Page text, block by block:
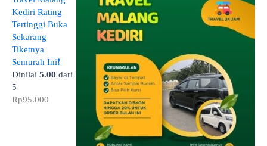
Kediri Rating
Tertinggi Buka
Sekarang
Tiketnya
Semurah Ini❗
Dinilai 5.00 dari
5
Rp95.000